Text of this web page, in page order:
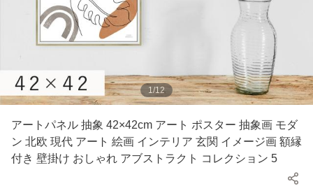
1/12
アートパネル 抽象 42×42cm アート ポスター 抽象画 モダ
ン 北欧 現代 アート 絵画 インテリア 玄関 イメージ画 額縁
付き 壁掛け おしゃれ アブストラクト コレクション 5